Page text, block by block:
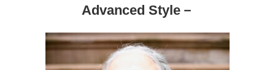
COLUMNAdvanced Style－